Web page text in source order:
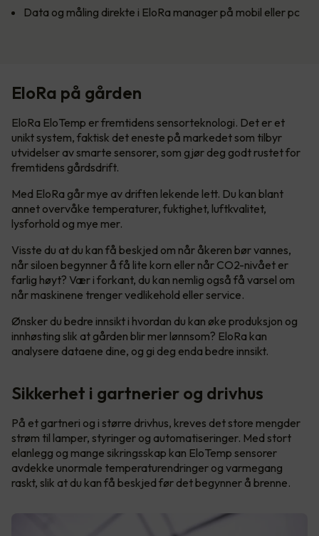
Data og måling direkte i EloRa manager på mobil eller pc
EloRa på gården
EloRa EloTemp er fremtidens sensorteknologi. Det er et
unikt system, faktisk det eneste på markedet som tilbyr
utvidelser av smarte sensorer, som gjør deg godt rustet for
fremtidens gårdsdrift.
Med EloRa går mye av driften lekende lett. Du kan blant
annet overvåke temperaturer, fuktighet, luftkvalitet,
lysforhold og mye mer.
Visste du at du kan få beskjed om når åkeren bør vannes,
når siloen begynner å få lite korn eller når CO2-nivået er
farlig høyt? Vær i forkant, du kan nemlig også få varsel om
når maskinene trenger vedlikehold eller service.
Ønsker du bedre innsikt i hvordan du kan øke produksjon og
innhøsting slik at gården blir mer lønnsom? EloRa kan
analysere dataene dine, og gi deg enda bedre innsikt.
Sikkerhet i gartnerier og drivhus
På et gartneri og i større drivhus, kreves det store mengder
strøm til lamper, styringer og automatiseringer. Med stort
elanlegg og mange sikringsskap kan EloTemp sensorer
avdekke unormale temperaturendringer og varmegang
raskt, slik at du kan få beskjed før det begynner å brenne.